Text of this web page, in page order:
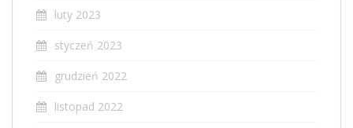
luty 2023
styczeń 2023
grudzień 2022
listopad 2022